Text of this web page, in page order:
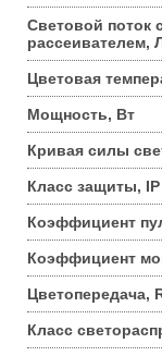
Световой поток
рассеивателем,
Цветовая
Мощность, Вт
Кривая силы
Класс защиты, IP
Коэффициент
Коэффициент
Цветопередача,
Класс